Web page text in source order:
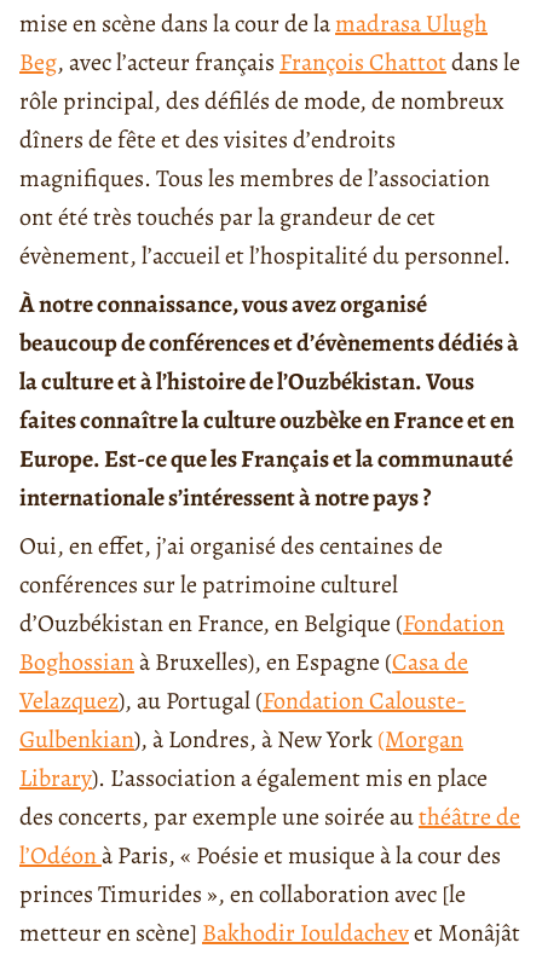
mise en scène dans la cour de lamadrasa Ulugh
Beg, avec l’acteur français François Chattotdans le
rôle principal, des défilés de mode, de nombreux
dîners de fête et des visites d’endroits
magnifiques. Tous les membres de l’association
ont été très touchés par la grandeur de cet
évènement, l’accueil et l’hospitalité du personnel.
À notre connaissance, vous avez organisé
beaucoup de conférences et d’évènements dédiés à
la culture et à l’histoire de l’Ouzbékistan. Vous
faites connaître la culture ouzbèke en France et en
Europe. Est-ce que les Français et la communauté
internationale s’intéressent à notre pays ?
Oui, en effet, j’ai organisé des centaines de
conférences sur le patrimoine culturel
d’Ouzbékistan en France, en Belgique (Fondation
Boghossianà Bruxelles), en Espagne (Casa de
Velazquez), au Portugal (Fondation Calouste-
Gulbenkian), à Londres, à New York(Morgan
Library). L’association a également mis en place
des concerts, par exemple une soirée authéâtre de
l’Odéonà Paris, « Poésie et musique à la cour des
princes Timurides », en collaboration avec [le
metteur en scène] Bakhodir Iouldachevet Monâjât